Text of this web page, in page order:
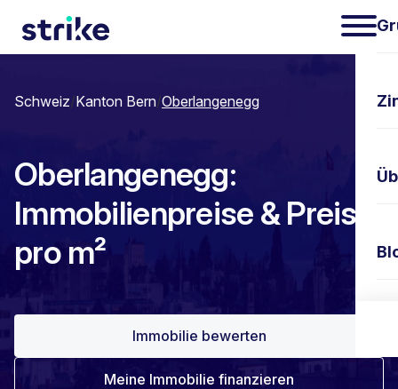
Schweiz/Kanton Bern/Oberlangenegg
Oberlangenegg:
Immobilienpreise & Preis
pro m²
Immobilie bewerten
Meine Immobilie finanzieren